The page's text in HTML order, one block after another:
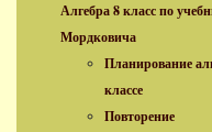
Алгебра 8 класс по
Мордковича
Планирование
классе
Повторение